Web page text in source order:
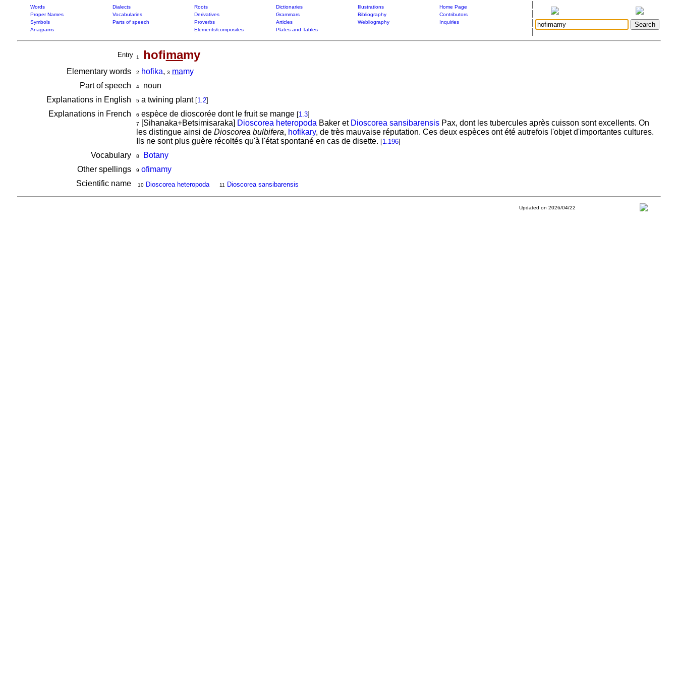
Words Dialects Roots Dictionaries Illustrations
Home Page
Proper Names
Vocabularies Derivatives Grammars Bibliography
Contributors
Symbols
Parts of speech Proverbs Articles Webliography
Inquiries
Anagrams
Elements/composites Plates and Tables
Entry 1 hofimamy
Elementary words 2 hofika, 3 mamy
Part of speech
4noun
Explanations in English
5a twining plant [1.2]
Explanations in French 6 espèce de dioscorée dont le fruit se mange [1.3]
7 [Sihanaka+Betsimisaraka] Dioscorea heteropoda Baker et Dioscorea sansibarensisPax, dont les tubercules après cuisson sont excellents. On
les distingue ainsi de Dioscorea bulbifera, hofikary, de très mauvaise réputation. Ces deux espèces ont été autrefois l'objet d'importantes cultures.
Ils ne sont plus guère récoltés qu'à l'état spontané en cas de disette. [1.196]
Vocabulary 8
Botany
Other spellings
9 ofimamy
Scientific name
10 Dioscorea heteropoda 11 Dioscorea sansibarensis
Updated on 2026/04/22